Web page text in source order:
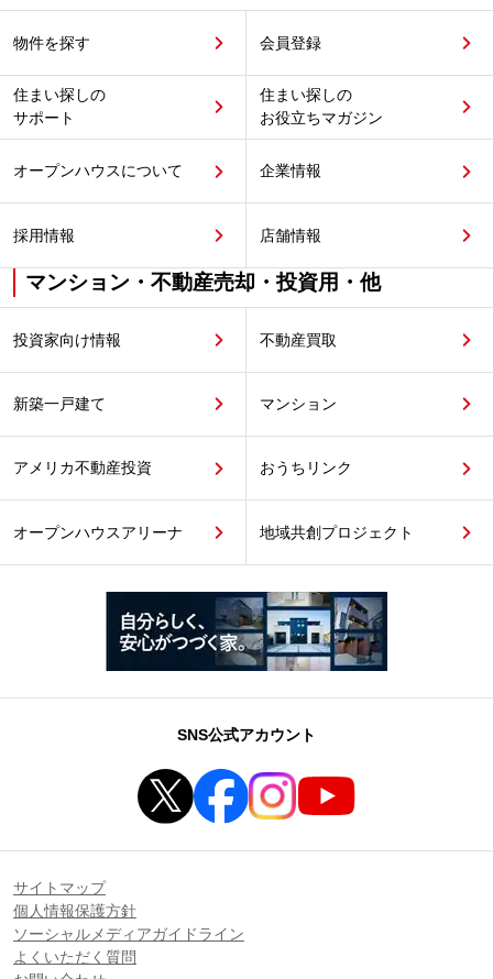
物件を探す 会員登録
住まい探しの
サポート
住まい探しの
お役立ちマガジン
オープンハウスについて 企業情報
採用情報 店舗情報
マンション・不動産売却・投資用・他
投資家向け情報 不動産買取
新築一戸建て マンション
アメリカ不動産投資 おうちリンク
オープンハウスアリーナ 地域共創プロジェクト
SNS公式アカウント
サイトマップ
個人情報保護方針
ソーシャルメディアガイドライン
よくいただく質問